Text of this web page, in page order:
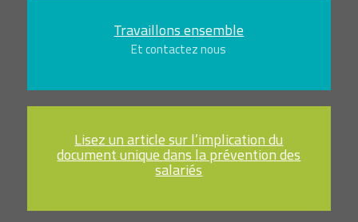
Travaillons ensemble
Et contactez nous
Lisez un article sur l’implication du
document unique dans la prévention des
salariés